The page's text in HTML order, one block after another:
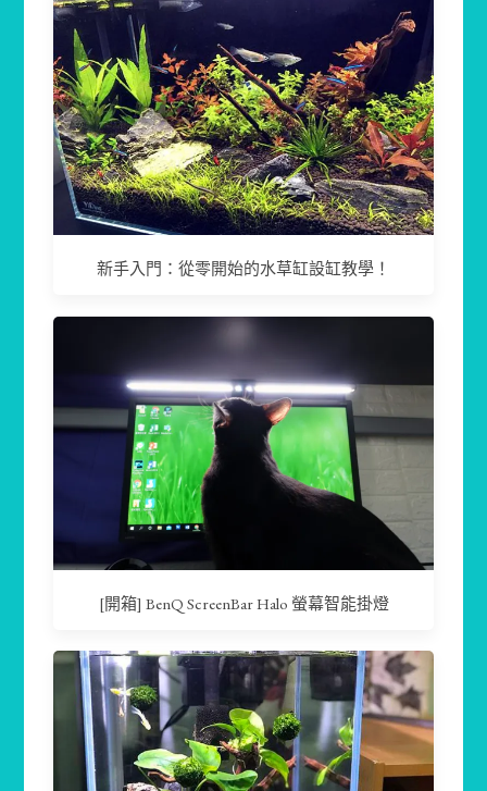
新手入門：從零開始的水草缸設缸教學！
[開箱] BenQ ScreenBar Halo 螢幕智能掛燈